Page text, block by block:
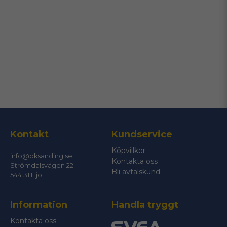
Ja, ni får publicera min fråga
Skicka fråga
Kontakt
info@pksanding.se
Strömdalsvägen 22
544 31 Hjo
Kundservice
Köpvillkor
Kontakta oss
Bli avtalskund
Information
Kontakta oss
Handla tryggt